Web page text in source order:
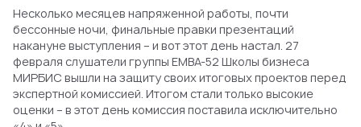
Несколько месяцев напряженной работы, почти
бессонные ночи, финальные правки презентаций
накануне выступления – и вот этот день настал. 27
февраля слушатели группы EMBA-52 Школы бизнеса
МИРБИС вышли на защиту своих итоговых проектов перед
экспертной комиссией. Итогом стали только высокие
оценки – в этот день комиссия поставила исключительно